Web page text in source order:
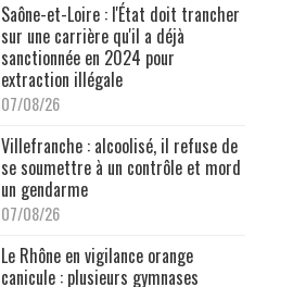
Saône-et-Loire : l'État doit trancher
sur une carrière qu'il a déjà
sanctionnée en 2024 pour
extraction illégale
07/08/26
Villefranche : alcoolisé, il refuse de
se soumettre à un contrôle et mord
un gendarme
07/08/26
Le Rhône en vigilance orange
canicule : plusieurs gymnases